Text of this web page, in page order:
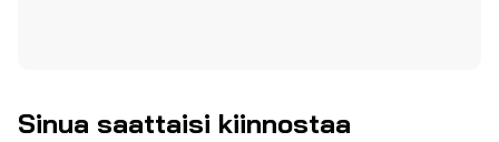
Sinua saattaisi kiinnostaa